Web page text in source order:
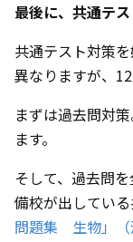
最後に、共通テス
共通テスト対策
異なりますが、
まずは過去問対
ます。
そして、過去問
備校が出してい
問題集 生物」（